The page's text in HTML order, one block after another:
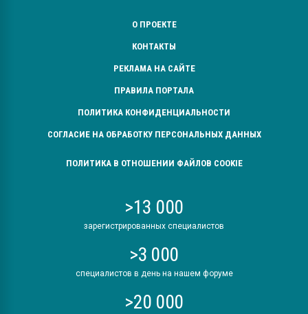
О ПРОЕКТЕ
КОНТАКТЫ
РЕКЛАМА НА САЙТЕ
ПРАВИЛА ПОРТАЛА
ПОЛИТИКА КОНФИДЕНЦИАЛЬНОСТИ
СОГЛАСИЕ НА ОБРАБОТКУ ПЕРСОНАЛЬНЫХ ДАННЫХ
ПОЛИТИКА В ОТНОШЕНИИ ФАЙЛОВ COOKIE
>13 000
зарегистрированных специалистов
>3 000
специалистов в день на нашем форуме
>20 000